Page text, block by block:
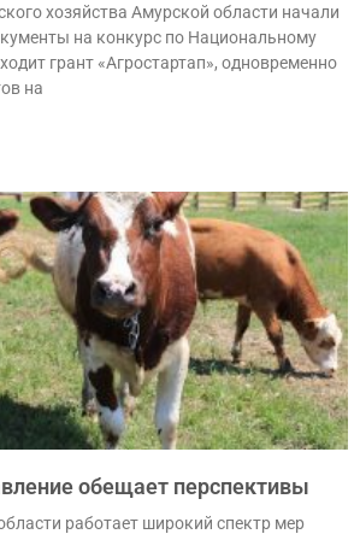
хозяйства Амурской области начали
на конкурс по Национальному
грант «Агростартап», одновременно
на
обещает перспективы
работает широкий спектр мер